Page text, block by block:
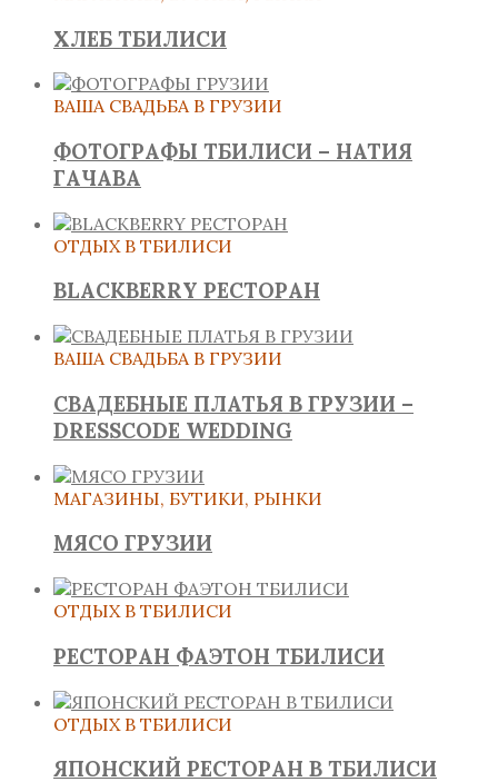
ХЛЕБ ТБИЛИСИ
ВАША СВАДЬБА В ГРУЗИИ
ФОТОГРАФЫ ТБИЛИСИ – НАТИЯ
ГАЧАВА
ОТДЫХ В ТБИЛИСИ
BLACKBERRY РЕСТОРАН
ВАША СВАДЬБА В ГРУЗИИ
СВАДЕБНЫЕ ПЛАТЬЯ В ГРУЗИИ –
DRESSCODE WEDDING
МАГАЗИНЫ, БУТИКИ, РЫНКИ
МЯСО ГРУЗИИ
ОТДЫХ В ТБИЛИСИ
РЕСТОРАН ФАЭТОН ТБИЛИСИ
ОТДЫХ В ТБИЛИСИ
ЯПОНСКИЙ РЕСТОРАН В ТБИЛИСИ